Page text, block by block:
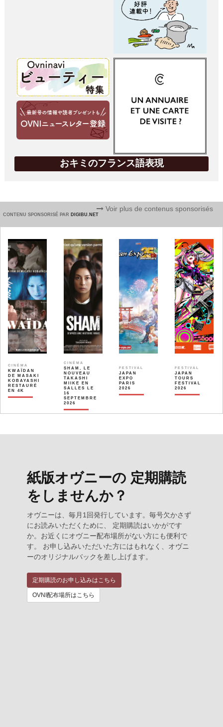
おキミのフランス語表現
CONTENU SPONSORISÉ PAR DIGIBU.NET
Voir plus de contenus sponsorisés
CINÉMA
KWAÏDAN
DE MASAKI
KOBAYASHI
RESTAURÉ
EN 4K
CINÉMA
SHAM, LE
NOUVEAU
TAKASHI
MIIKE EN
SALLES LE
16
SEPTEMBRE
2026
FESTIVAL
JAPAN
EXPO
PARIS
2026
FESTIVAL
JAPAN
TOURS
FESTIVAL
2026
紙版オヴニーの 定期購読
をしませんか？
オヴニーは、毎月1回発行しています。毎号欠かさず
にお読みいただくために、 定期購読はいかがです
か。お近くにオヴニー配布場所がない方にも便利で
す。 お申し込みいただいた方にはもれなく、オヴニ
ーのオリジナルバックを差し上げます。
定期購読のお申し込みはこちら
OVNI配布場所はこちら